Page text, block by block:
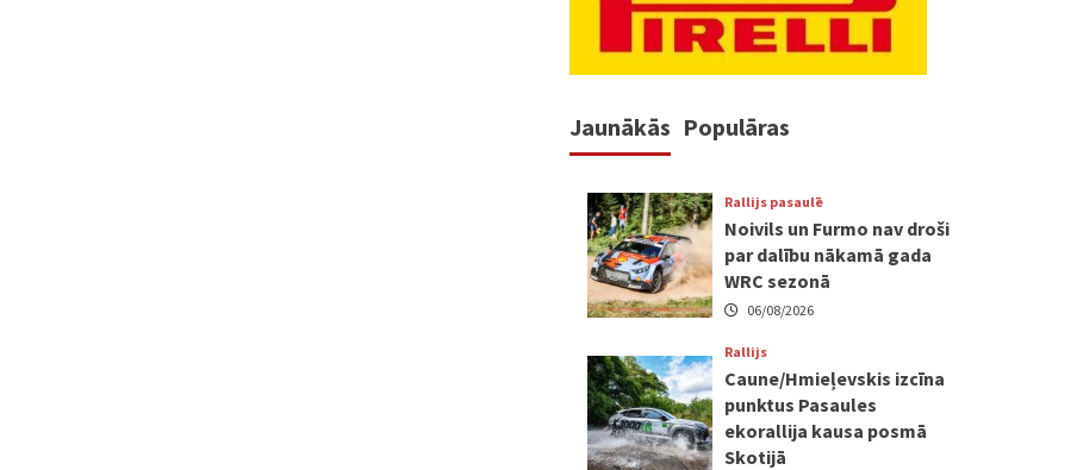
Jaunākās Populāras
Rallijs pasaulē
Noivils un Furmo nav droši
par dalību nākamā gada
WRC sezonā
06/08/2026
Rallijs
Caune/Hmieļevskis izcīna
punktus Pasaules
ekorallija kausa posmā
Skotijā